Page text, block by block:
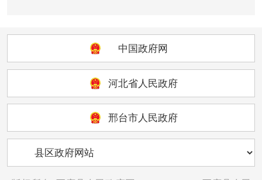
中国政府网
河北省人民政府
邢台市人民政府